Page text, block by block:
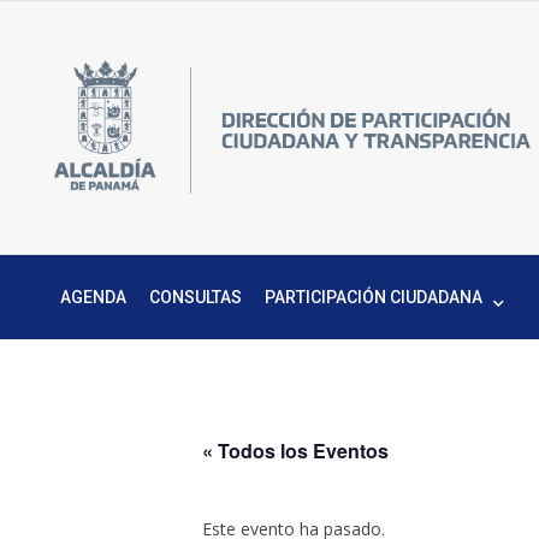
AGENDA CONSULTAS PARTICIPACIÓN CIUDADANA
« Todos los Eventos
Este evento ha pasado.